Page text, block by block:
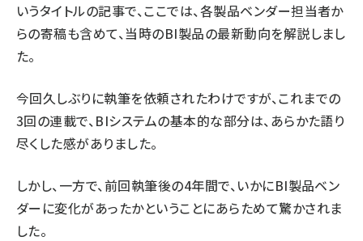
いうタイトルの記事で、ここでは、各製品ベンダー担当者か
らの寄稿も含めて、当時のBI製品の最新動向を解説しまし
た。
今回久しぶりに執筆を依頼されたわけですが、これまでの
3回の連載で、BIシステムの基本的な部分は、あらかた語り
尽くした感がありました。
しかし、一方で、前回執筆後の4年間で、いかにBI製品ベン
ダーに変化があったかということにあらためて驚かされま
した。